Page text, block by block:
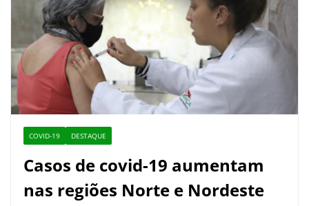
COVID-19 DESTAQUE
Casos de covid-19 aumentam
nas regiões Norte e Nordeste